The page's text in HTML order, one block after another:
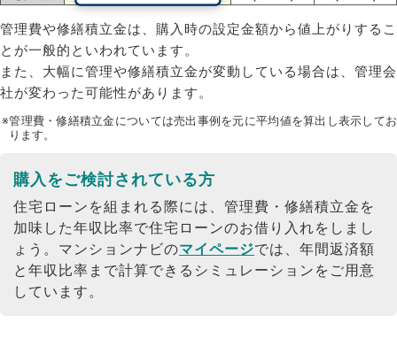
管理費や修繕積立金は、購入時の設定金額から値上がりするこ
とが一般的といわれています。
また、大幅に管理や修繕積立金が変動している場合は、管理会
社が変わった可能性があります。
※管理費・修繕積立金については売出事例を元に平均値を算出し表示してお
ります。
購入をご検討されている方
住宅ローンを組まれる際には、管理費・修繕積立金を
加味した年収比率で住宅ローンのお借り入れをしまし
ょう。 マンションナビのマイページでは、年間返済額
と年収比率まで計算できるシミュレーションをご用意
しています。